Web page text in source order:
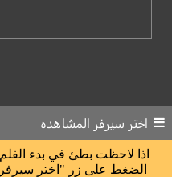
اختر سيرفر المشاهده
اذا لاحظت بطئ في بدء
الضغط على زر "اختر